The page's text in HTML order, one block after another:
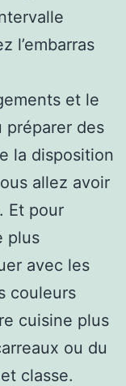
l’embarras
et le
préparer des
la disposition
allez avoir
Et pour
plus
avec les
couleurs
cuisine plus
ou du
classe.